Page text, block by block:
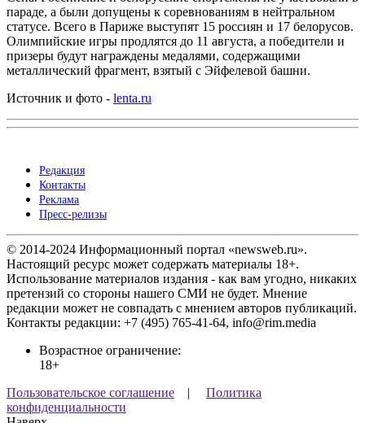
параде, а были допущены к соревнованиям в нейтральном
статусе. Всего в Париже выступят 15 россиян и 17 белорусов.
Олимпийские игры продлятся до 11 августа, а победители и
призеры будут награждены медалями, содержащими
металлический фрагмент, взятый с Эйфелевой башни.
Источник и фото - lenta.ru
Редакция
Контакты
Реклама
Пресс-релизы
© 2014-2024 Информационный портал «newsweb.ru».
Настоящий ресурс может содержать материалы 18+.
Использование материалов издания - как вам угодно, никаких
претензий со стороны нашего СМИ не будет. Мнение
редакции может не совпадать с мнением авторов публикаций.
Контакты редакции: +7 (495) 765-41-64, info@rim.media
Возрастное ограничение:
18+
Пользовательское соглашение | Политика
конфиденциальности